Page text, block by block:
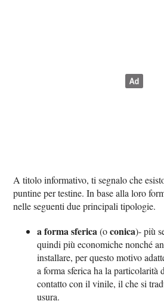
A titolo informativo, ti segnalo che
puntine per testine. In base alla loro
nelle seguenti due principali tipologie.
a forma sferica(oconica)- più
quindi più economiche nonché
installare, per questo motivo
a forma sferica ha la particolarità
contatto con il vinile, il che si
usura.